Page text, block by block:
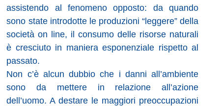
assistendo al fenomeno opposto: da quando
sono state introdotte le produzioni “leggere” della
società on line, il consumo delle risorse naturali
è cresciuto in maniera esponenziale rispetto al
passato.
Non c’è alcun dubbio che i danni all’ambiente
sono da mettere in relazione all’azione
dell’uomo. A destare le maggiori preoccupazioni